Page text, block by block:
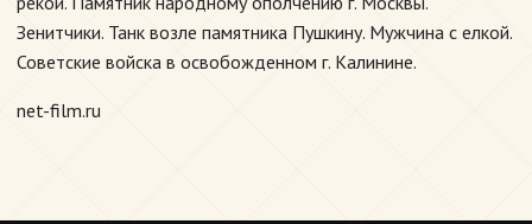
Зенитчики. Танк возле памятника Пушкину. Мужчина с елкой.
Советские войска в освобожденном г. Калинине.
net-film.ru